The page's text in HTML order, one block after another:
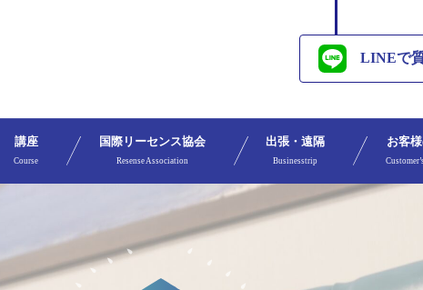
LINEで
講座
Course
国際リーセンス協会
Resense Association
出張・遠隔
Businesstrip
お客